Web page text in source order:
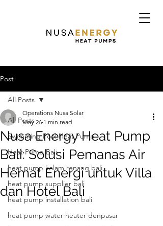
Post
All Posts
Swimming Pool Heat Pump
Heat Pump Bali
heat pump kolam renang bali
heat pump supplier bali
heat pump installation bali
heat pump water heater denpasar
All Posts
Nusa Energy Heat Pump
Bali: Solusi Pemanas Air
Hemat Energi untuk Villa
dan Hotel Bali
Operations Nusa Solar
May 26 1 min read